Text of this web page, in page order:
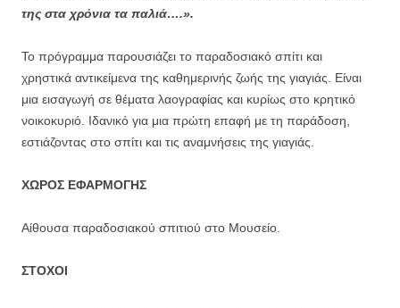
της στα χρόνια τα παλιά….».
Το πρόγραμμα παρουσιάζει το παραδοσιακό σπίτι και
χρηστικά αντικείμενα της καθημερινής ζωής της γιαγιάς. Είναι
μια εισαγωγή σε θέματα λαογραφίας και κυρίως στο κρητικό
νοικοκυριό. Ιδανικό για μια πρώτη επαφή με τη παράδοση,
εστιάζοντας στο σπίτι και τις αναμνήσεις της γιαγιάς.
ΧΩΡΟΣ ΕΦΑΡΜΟΓΗΣ
Αίθουσα παραδοσιακού σπιτιού στο Μουσείο.
ΣΤΟΧΟΙ